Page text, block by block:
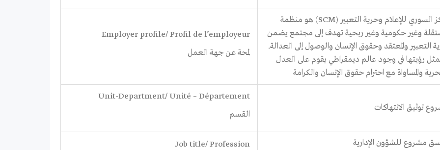
المركز السوري للإعلام وحرية التعبير (SCM) هو منظمة
وغير حكومية وغير ربحية تهدف إلى مجتمع يضمن
التعبير والمعتقد وحقوق الإنسان والوصول إلى العدالة.
رؤيتها في وجود عالم ديمقراطي يقوم على العدل
والمساواة مع احترام حقوق الإنسان والكرامة
Employer profile/ Profil de l’employeur
لمحة عن جهة العمل
توثيق الانتهاكات
Unit-Department/ Unité – Département
القسم
مشروع للشؤون الإدارية
Job title/ Profession